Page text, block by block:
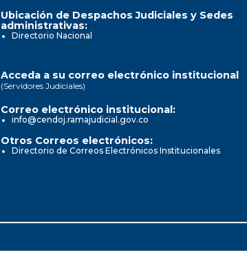
Ubicación de Despachos Judiciales y Sedes
administrativas:
Directorio Nacional
Acceda a su correo electrónico institucional
(Servidores Judiciales)
Correo electrónico institucional:
info@cendoj.ramajudicial.gov.co
Otros Correos electrónicos:
Directorio de Correos Electrónicos Institucionales